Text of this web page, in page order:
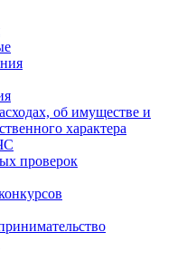
об имуществе и
характера
проверок